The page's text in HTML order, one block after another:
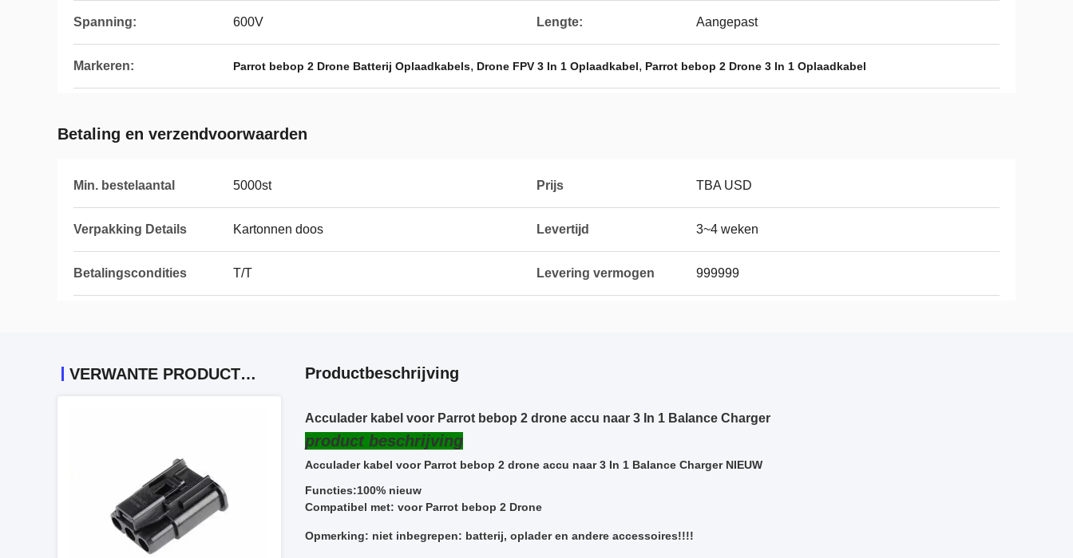
Spanning: 600V Lengte: Aangepast
Markeren: Parrot bebop 2 Drone Batterij Oplaadkabels, Drone FPV 3 In 1 Oplaadkabel, Parrot bebop 2 Drone 3 In 1 Oplaadkabel
Betaling en verzendvoorwaarden
Min. bestelaantal 5000st Prijs TBA USD
Verpakking Details Kartonnen doos Levertijd 3~4 weken
Betalingscondities T/T Levering vermogen 999999
VERWANTE PRODUCTEN Productbeschrijving
Acculader kabel voor Parrot bebop 2 drone accu naar 3 In 1 Balance Charger
product beschrijving
Acculader kabel voor Parrot bebop 2 drone accu naar 3 In 1 Balance Charger NIEUW
Functies:100% nieuw
Compatibel met: voor Parrot bebop 2 Drone
Opmerking: niet inbegrepen: batterij, oplader en andere accessoires!!!!